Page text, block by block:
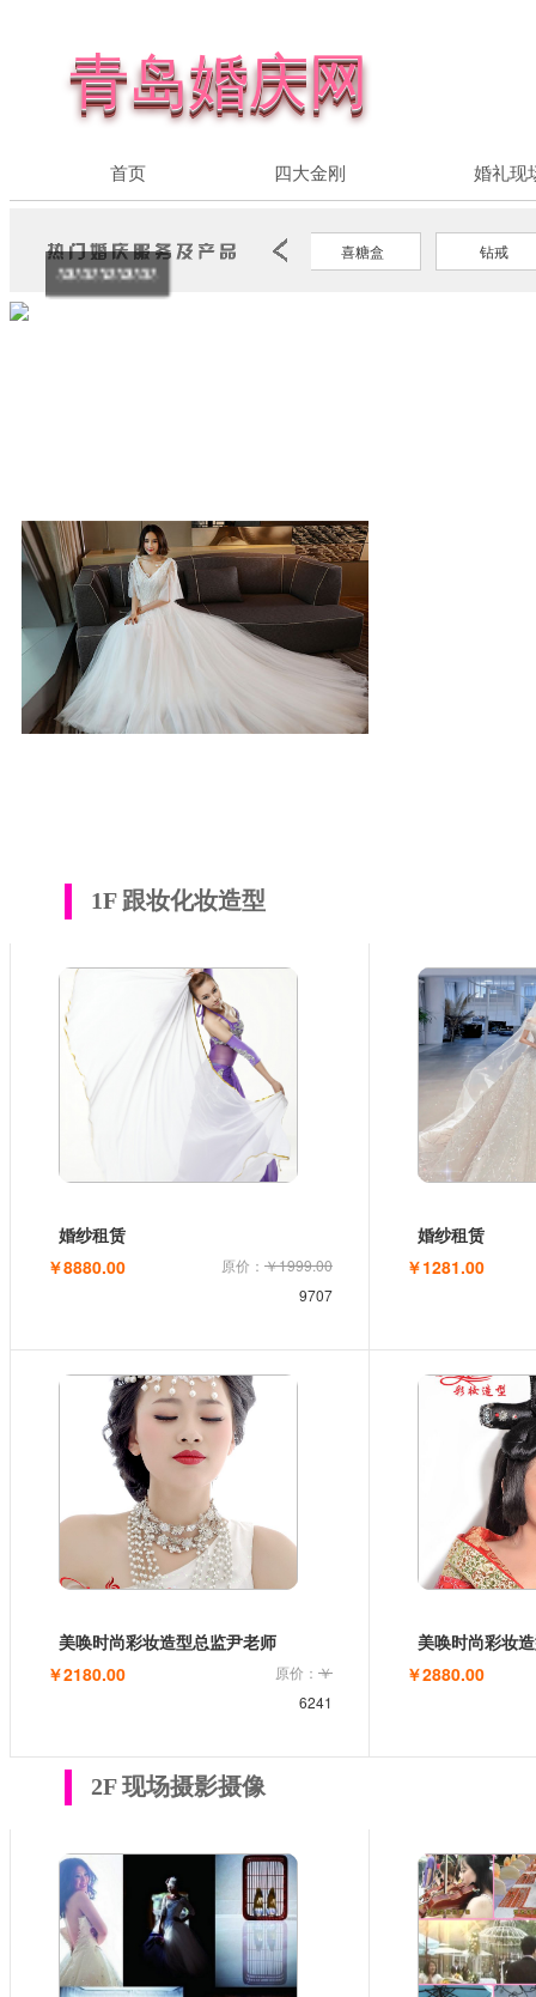
青岛婚庆网
首页 四大金刚 婚礼现
司仪主持 化妆跟妆 喜糖盒 钻戒
333333333333
1F 跟妆化妆造型
婚纱租赁
￥8880.00 原价： ￥1999.00
9707
婚纱租赁
￥1281.00
美唤时尚彩妆造型总监尹老师
￥2180.00 原价： ￥
6241
￥2880.00
2F 现场摄影摄像